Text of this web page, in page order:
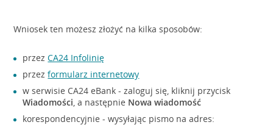
Wniosek ten możesz złożyć na kilka sposobów:
przezCA24 Infolinię
przezformularz internetowy
w serwisie CA24 eBank - zaloguj się, kliknij przycisk
Wiadomości, a następnie Nowa wiadomość
korespondencyjnie - wysyłając pismo na adres: